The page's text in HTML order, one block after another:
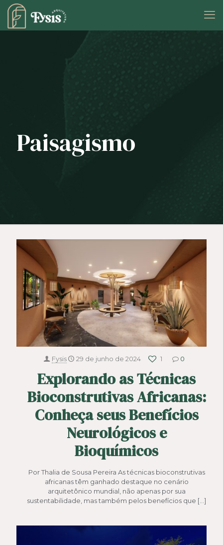
Paisagismo
Fysis 29 de junho de 2024 1 0
Explorando as Técnicas
Bioconstrutivas Africanas:
Conheça seus Benefícios
Neurológicos e
Bioquímicos
Por Thalia de Sousa Pereira As técnicas bioconstrutivas
africanas têm ganhado destaque no cenário
arquitetônico mundial, não apenas por sua
sustentabilidade, mas também pelos benefícios que […]